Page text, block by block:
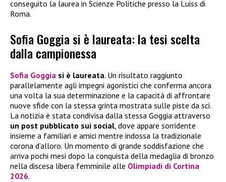
conseguito la laurea in Scienze Politiche presso la Luiss di
Roma.
Sofia Goggia si è laureata: la tesi scelta
dalla campionessa
Sofia Goggia si è laureata. Un risultato raggiunto
parallelamente agli impegni agonistici che conferma ancora
una volta la sua determinazione e la capacità di affrontare
nuove sfide con la stessa grinta mostrata sulle piste da sci.
La notizia è stata condivisa dalla stessa Goggia attraverso
un post pubblicato sui social, dove appare sorridente
insieme a familiari e amici mentre indossa la tradizionale
corona d’alloro. Un momento di grande soddisfazione che
arriva pochi mesi dopo la conquista della medaglia di bronzo
nella discesa libera femminile alle Olimpiadi di Cortina
2026.